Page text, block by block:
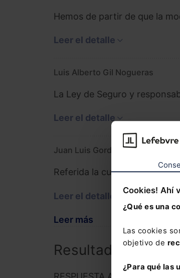
Cookies! Ahí
¿Qué es una
Las cookies
objetivo de
¿Para qué las
Hemos de partir de que la
Leer el detalle
Luis Alberto Gil Nogueras
La Ley de Seguro y
Leer el detalle
Juan Luis Gordillo Álvarez
Referida la cuestión
Leer el detalle
Leer más
Resultado